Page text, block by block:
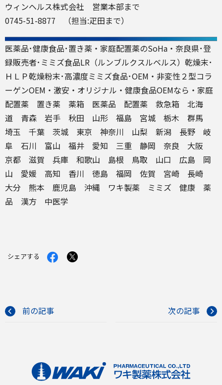
ウィンヘルス株式会社 営業本部まで
0745-51-8877 （担当:疋田まで）
医薬品･健康食品･置き薬 ・家庭配置薬のSoHa・ 奈良県･登
録販売者･ ミミズ食品LR （ルンブルクスルベルス）乾燥末･
ＨＬＰ乾燥粉末･高濃度ミミズ食品･OEM・非変性２型コラ
ーゲンOEM ・激安・オリジナル・ 健康食品OEMなら・ 家庭
配置薬
置き薬 薬箱 医薬品 配置薬 救急箱 北海
道 青森 岩手 秋田 山形 福島 宮城 栃木 群馬
埼玉 千葉 茨城 東京 神奈川 山梨 新潟 長野 岐
阜 石川 富山 福井 愛知 三重 静岡 奈良 大阪
京都 滋賀 兵庫 和歌山 島根 鳥取 山口 広島 岡
山 愛媛 高知 香川 徳島 福岡 佐賀 宮崎 長崎
大分 熊本 鹿児島 沖縄 ワキ製薬 ミミズ 健康 薬
品 漢方 中医学
シェアする Facebook
で
X
で
前の記事 次の記事